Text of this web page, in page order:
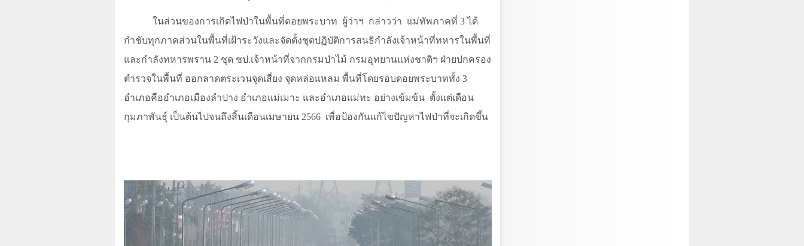
ในส่วนของการเกิดไฟป่าในพื้นที่ดอยพระบาท ผู้ว่าฯ กล่าวว่า แม่ทัพภาคที่ 3 ได้
กำชับทุกภาคส่วนในพื้นที่เฝ้าระวังและจัดตั้งชุดปฏิบัติการสนธิกำลังเจ้าหน้าที่ทหารในพื้นที่
และกำลังทหารพราน 2 ชุด ชป.เจ้าหน้าที่จากกรมป่าไม้ กรมอุทยานแห่งชาติฯ ฝ่ายปกครอง
ตำรวจในพื้นที่ ออกลาดตระเวนจุดเสี่ยง จุดหล่อแหลม พื้นที่โดยรอบดอยพระบาททั้ง 3
อำเภอคืออำเภอเมืองลำปาง อำเภอแม่เมาะ และอำเภอแม่ทะ อย่างเข้มข้น ตั้งแต่เดือน
กุมภาพันธุ์ เป็นต้นไปจนถึงสิ้นเดือนเมษายน 2566 เพื่อป้องกันแก้ไขปัญหาไฟป่าที่จะเกิดขึ้น